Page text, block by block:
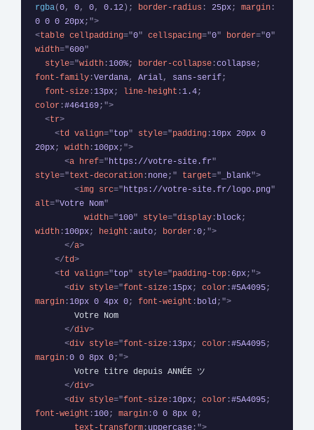
rgba(0, 0, 0, 0.12 ) ; border-radius : 25px; margin :
0 0 0 20px; ">
<table cellpadding="0" cellspacing="0" border="0"
width="600"
style="width : 100%; border-collapse :collapse;
font-family :Verdana, Arial, sans-serif;
font-size : 13px; line-height : 1.4;
color :#464169; ">
<tr>
<td valign="top" style="padding : 10px 20px 0
20px; width : 100px; ">
<a href="https://votre-site.fr"
style="text-decoration : none; " target=" _blank">
<img src="https://votre-site.fr/logo.png"
alt="Votre Nom"
width="100" style="display : block;
width : 100px; height :auto; border :0; ">
</a>
</td>
<td valign="top" style="padding-top : 6px; ">
<div style="font-size : 15px; color :#5A4095;
margin : 10px 0 4px 0; font-weight : bold; ">
</div>
<div style="font-size : 13px; color :#5A4095;
margin :0 0 8px 0; ">
</div>
<div style="font-size : 10px; color :#5A4095;
font-weight : 100; margin :0 0 8px 0;